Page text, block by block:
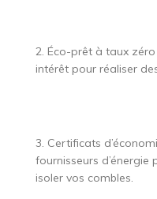
2. Éco-prêt à taux
intérêt pour réaliser
3. Certificats
fournisseurs
isoler vos combles.